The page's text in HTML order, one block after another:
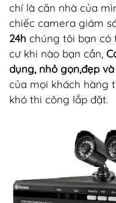
chí là căn nhà của
chiếc camera giám
24h chúng tôi bạn có
cư khi nào bạn cần,
dụng, nhỏ gọn,đẹp
của mọi khách hàng
khó thi công lắp đặt.